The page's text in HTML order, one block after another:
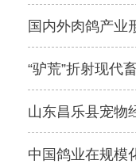
国内外肉鸽产业
“驴荒”折射现代
山东昌乐县宠物
中国鸽业在规模